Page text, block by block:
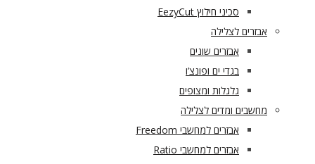
סכיני חילוץ EezyCut
אבזרים לצלילה
אבזרים שונים
בגדי ים ופונצ’ו
גלגלות ומצופים
מחשבים ומדים לצלילה
אבזרים למחשבי Freedom
אבזרים למחשבי Ratio